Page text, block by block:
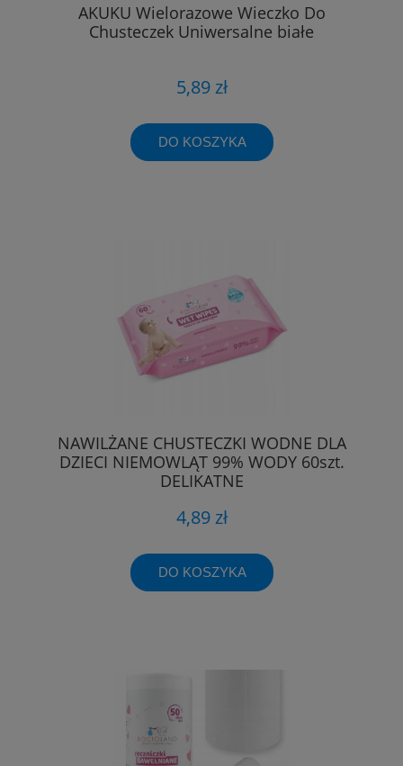
AKUKU Wielorazowe Wieczko Do
Chusteczek Uniwersalne białe
5,89 zł
DO KOSZYKA
NAWILŻANE CHUSTECZKI WODNE DLA
DZIECI NIEMOWLĄT 99% WODY 60szt.
DELIKATNE
4,89 zł
DO KOSZYKA